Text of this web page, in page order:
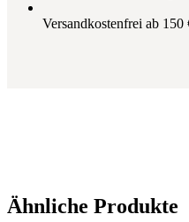
Versandkostenfrei ab
Ähnliche Produkte